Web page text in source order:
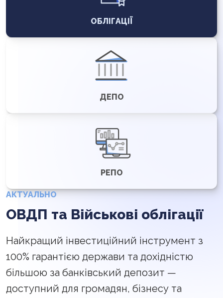
ОБЛІГАЦІЇ
ДЕПО
РЕПО
АКТУАЛЬНО
ОВДП та Військові облігації
Найкращий інвестиційний інструмент з
100% гарантією держави та дохідністю
більшою за банківський депозит —
доступний для громадян, бізнесу та